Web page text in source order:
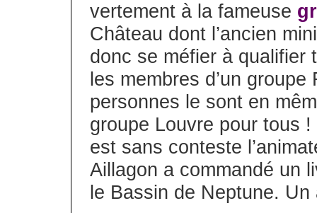
vertement à la fameuse
Château dont l’ancien
donc se méfier à qualifier
les membres d’un
personnes le sont en
groupe Louvre pour tous
est sans conteste
Aillagon a commandé un
le Bassin de Neptune.